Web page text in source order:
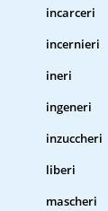
incarceri
incernieri
ineri
ingeneri
inzuccheri
liberi
mascheri